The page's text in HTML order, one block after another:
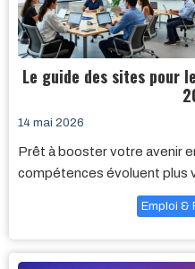
Le guide des sites pour
14 mai 2026
Prêt à booster votre avenir
compétences évoluent plus
Emploi &